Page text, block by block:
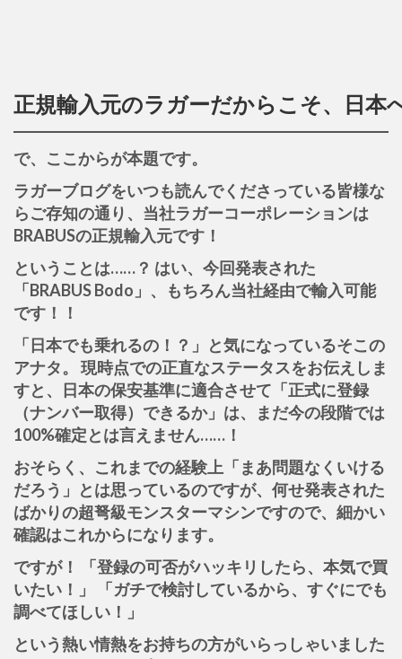
正規輸入元のラガーだからこそ、日本
で、ここからが本題です。
ラガーブログをいつも読んでくださっている皆様な
らご存知の通り、当社ラガーコーポレーションは
BRABUSの正規輸入元です！
ということは……？ はい、今回発表された
「BRABUS Bodo」、もちろん当社経由で輸入可能
です！！
「日本でも乗れるの！？」と気になっているそこの
アナタ。 現時点での正直なステータスをお伝えしま
すと、日本の保安基準に適合させて「正式に登録
（ナンバー取得）できるか」は、まだ今の段階では
100%確定とは言えません……！
おそらく、これまでの経験上「まあ問題なくいける
だろう」とは思っているのですが、何せ発表された
ばかりの超弩級モンスターマシンですので、細かい
確認はこれからになります。
ですが！ 「登録の可否がハッキリしたら、本気で買
いたい！」 「ガチで検討しているから、すぐにでも
調べてほしい！」
という熱い情熱をお持ちの方がいらっしゃいました